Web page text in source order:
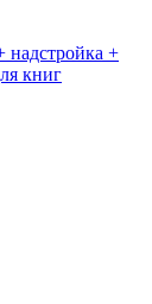
надстройка +
книг